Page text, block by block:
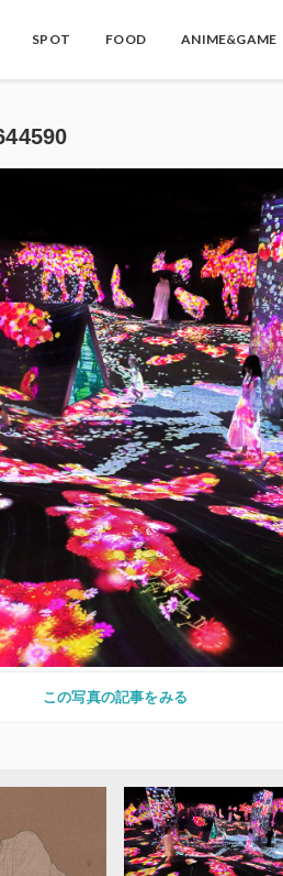
SPOT FOOD ANIME&GAME
この写真の記事をみる